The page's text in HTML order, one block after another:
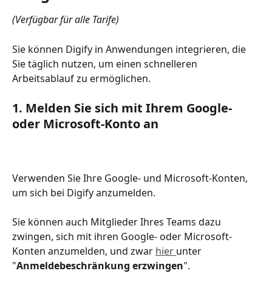
(Verfügbar für alle Tarife)
Sie können Digify in Anwendungen integrieren, die
Sie täglich nutzen, um einen schnelleren
Arbeitsablauf zu ermöglichen.
1. Melden Sie sich mit Ihrem Google-
oder Microsoft-Konto an
Verwenden Sie Ihre Google- und Microsoft-Konten,
um sich bei Digify anzumelden.
Sie können auch Mitglieder Ihres Teams dazu
zwingen, sich mit ihren Google- oder Microsoft-
Konten anzumelden, und zwar hier unter
"Anmeldebeschränkung erzwingen".